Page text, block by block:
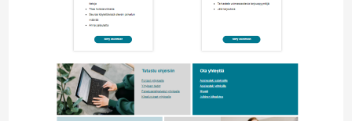
toimipistehallinnan